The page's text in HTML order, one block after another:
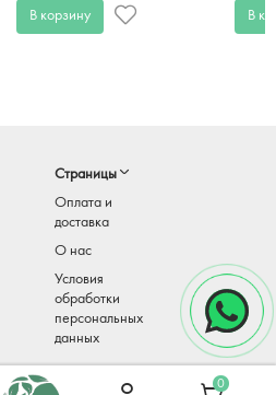
В корзину В
Страницы
Оплата и
доставка
О нас
Условия
обработки
персональных
данных
0